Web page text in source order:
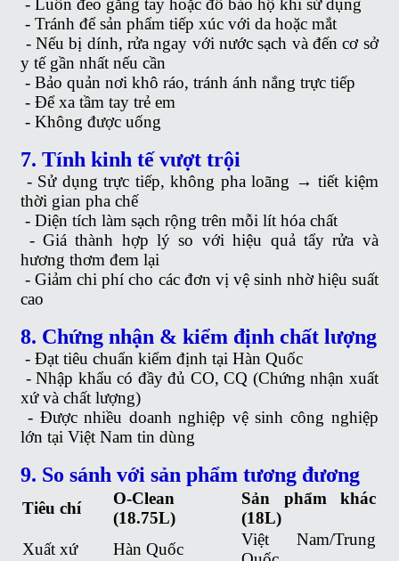
-Luôn đeo găng tay hoặc đồ bảo hộ khi sử dụng
-Tránh để sản phẩm tiếp xúc với da hoặc mắt
-Nếu bị dính, rửa ngay với nước sạch và đến cơ sở
y tế gần nhất nếu cần
-Bảo quản nơi khô ráo, tránh ánh nắng trực tiếp
-Để xa tầm tay trẻ em
-Không được uống
7. Tính kinh tế vượt trội
- Sử dụng trực tiếp, không pha loãng → tiết kiệm
thời gian pha chế
-Diện tích làm sạch rộng trên mỗi lít hóa chất
-Giá thành hợp lý so với hiệu quả tẩy rửa và
hương thơm đem lại
-Giảm chi phí cho các đơn vị vệ sinh nhờ hiệu suất
cao
8. Chứng nhận & kiểm định chất lượng
-Đạt tiêu chuẩn kiểm định tại Hàn Quốc
-Nhập khẩu có đầy đủ CO, CQ (Chứng nhận xuất
xứ và chất lượng)
- Được nhiều doanh nghiệp vệ sinh công nghiệp
lớn tại Việt Nam tin dùng
9. So sánh với sản phẩm tương đương
Tiêu chí
O-Clean
(18.75L)
Sản phẩm khác
(18L)
Xuất xứ
Hàn Quốc
Việt Nam/Trung